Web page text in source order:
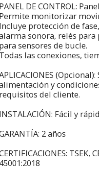
PANEL DE CONTROL:
Permite monitorizar
Incluye protección de
sonora, relés para
para sensores de bucle.
Todas las conexiones,
y
requisitos del cliente.
INSTALACIÓN: Fácil y
2 años
TSEK,
45001:2018